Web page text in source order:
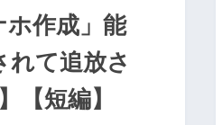
ホ作成」能
れて追放さ
【短編】